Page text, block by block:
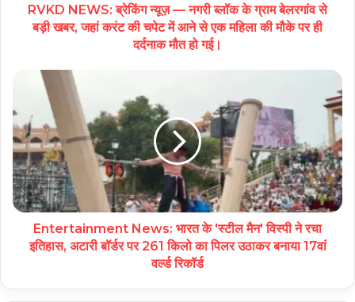
RVKD NEWS: ब्रेकिंग न्यूज़ — नगरी ब्लॉक के ग्राम बेलरगांव से
बड़ी खबर, जहां करंट की चपेट में आने से एक महिला की मौके पर ही
दर्दनाक मौत हो गई।
Entertainment News: भारत के 'स्टील मैन' विस्पी ने रचा
इतिहास, अटारी बॉर्डर पर 261 किलो का पिलर उठाकर बनाया 17वां
वर्ल्ड रिकॉर्ड